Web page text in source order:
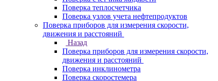
Поверка теплосчетчика
Поверка узлов учета нефтепродуктов
Поверка приборов для измерения скорости,
движения и расстояний
Назад
Поверка приборов для измерения скорости,
движения и расстояний
Поверка инклинометра
Поверка скоростемера